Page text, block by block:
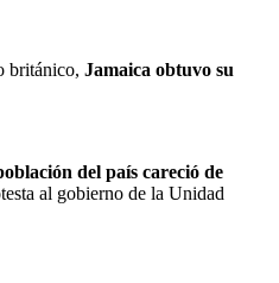
británico, Jamaica obtuvo su
del país careció de
al gobierno de la Unidad